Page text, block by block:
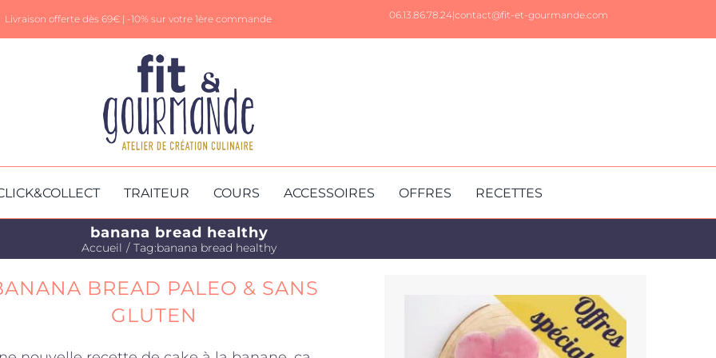
Livraison offerte dès 69€ | -10% sur votre 1ère commande 06.13.86.78.24|contact@fit-et-gourmande.com
TRAITEUR COURS ACCESSOIRES OFFRES RECETTES
banana bread healthy
Accueil Tag:banana bread healthy
BREAD PALEO & SANS
GLUTEN